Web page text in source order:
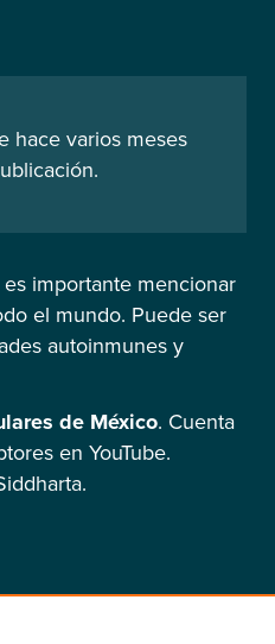
hace varios meses
importante mencionar
el mundo. Puede ser
autoinmunes y
de México. Cuenta
en YouTube.